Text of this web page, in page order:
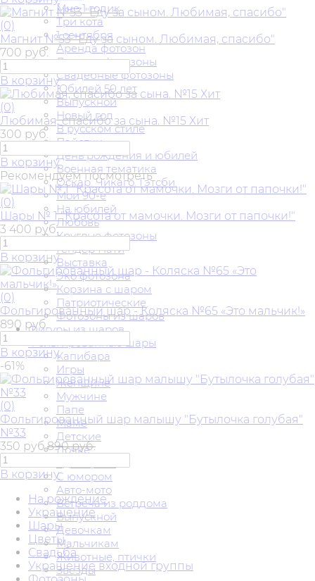
Мне 1 годик
Три кота
1 сентября
Аренда фотозон
Детские фотозоны
Свадебные фотозоны
Юбилей 50 лет
Выпускной
Новый год
В русском стиле
Пайетки
День рождения и юбилей
Военная тематика
Оскар. Чикаго. Гэтсби.
Мои 90-е
На юбилей
Любовь
Круглые фотозоны
Гендер Пати
Выставка
Эко фотозона
Корзина с шаром
Патриотические
Фотозоны из шаров
Фигуры из шаров
Фольгированные шары
Капибара
Игры
Женщине
Мужчине
Папе
Маме
Детские
Дочке
С юмором
Авто-мото
Встреча из роддома
Выпускной
Девочкам
Мальчикам
Животные, птички
Звезды
(0)
Магнит №53 "Еду за сыном. Любимая, спасибо"
700 руб.
В корзину
(0)
Любимая, спасибо за сына. №15 Хит
300 руб.
В корзину
Рекомендуем посмотреть
(0)
Шары № 1 "Красота от мамочки. Мозги от папочки!"
3 400 руб.
В корзину
(0)
Фольгированный шар - Коляска №65 «Это мальчик!»
890 руб.
В корзину
-61%
(0)
Фольгированный шар малышу "Бутылочка голубая"
№33
350 руб.890 руб.
В корзину
На рождение
Украшение
Шары
Цветы
Свадьба
Украшение входной группы